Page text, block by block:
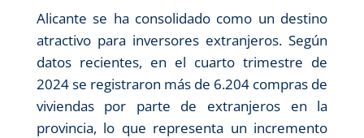
Alicante se ha consolidado como un destino
atractivo para inversores extranjeros. Según
datos recientes, en el cuarto trimestre de
2024 se registraron más de 6.204 compras de
viviendas por parte de extranjeros en la
provincia, lo que representa un incremento